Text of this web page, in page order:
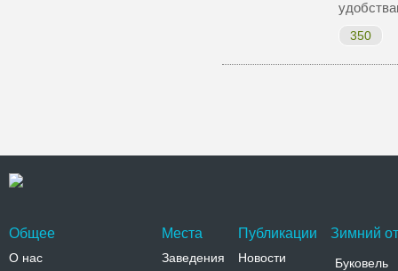
350
Общее
О нас
Места
Заведения
Публикации
Новости
Зимний
Буковель